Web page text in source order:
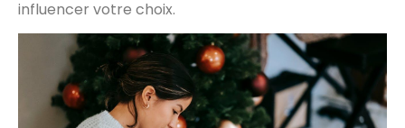
influencer votre choix.